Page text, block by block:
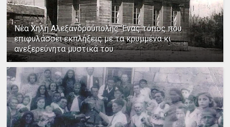
Νέα Χηλή Αλεξανδρούπολης: Ένας τόπος που
επιφυλάσσει εκπλήξεις με τα κρυμμένα κι
ανεξερεύνητα μυστικά του